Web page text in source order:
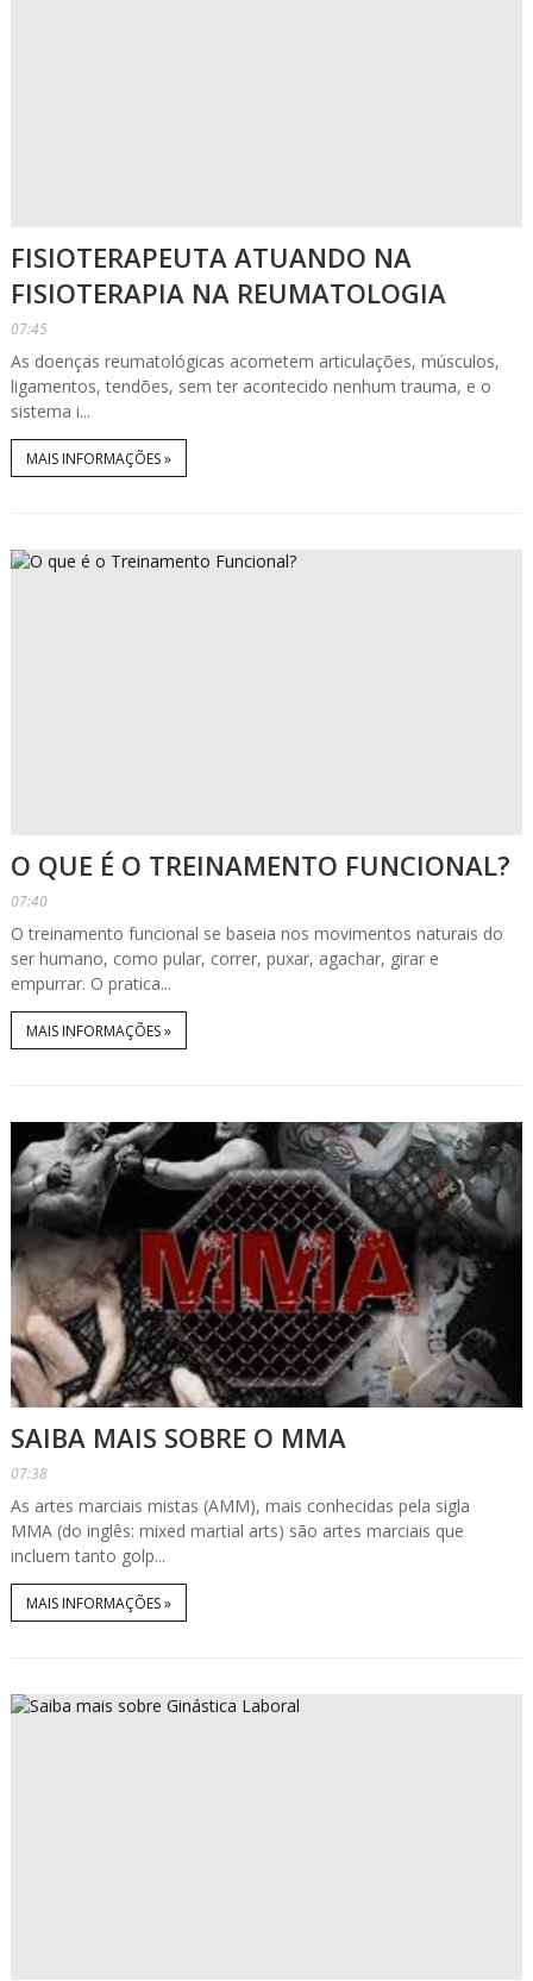
FISIOTERAPEUTA ATUANDO NA
FISIOTERAPIA NA REUMATOLOGIA
07:45
As doenças reumatológicas acometem articulações, músculos,
ligamentos, tendões, sem ter acontecido nenhum trauma, e o
sistema i...
MAIS INFORMAÇÕES »
O QUE É O TREINAMENTO FUNCIONAL?
07:40
O treinamento funcional se baseia nos movimentos naturais do
ser humano, como pular, correr, puxar, agachar, girar e
empurrar. O pratica...
MAIS INFORMAÇÕES »
SAIBA MAIS SOBRE O MMA
07:38
As artes marciais mistas (AMM), mais conhecidas pela sigla
MMA (do inglês: mixed martial arts) são artes marciais que
incluem tanto golp...
MAIS INFORMAÇÕES »